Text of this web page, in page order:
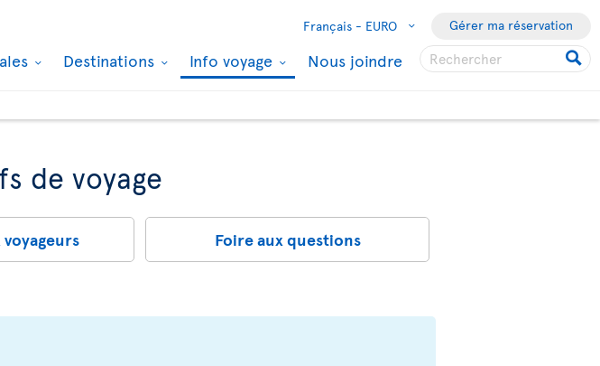
Français - EURO Gérer ma réservation
Destinations Info voyage Nous joindre
de voyage
Foire aux questions